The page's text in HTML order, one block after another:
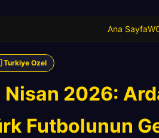
Ana Sayfa
Ozel
Nisan 2026:
Futbolunun